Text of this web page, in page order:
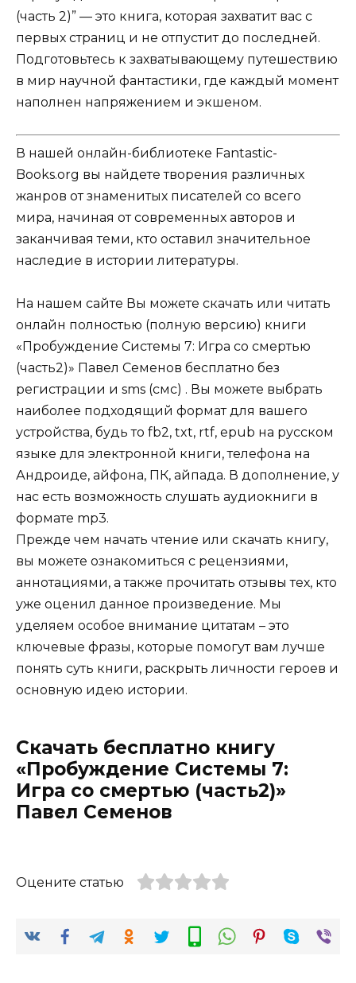
(часть 2)” — это книга, которая захватит вас с
первых страниц и не отпустит до последней.
Подготовьтесь к захватывающему путешествию
в мир научной фантастики, где каждый момент
наполнен напряжением и экшеном.
В нашей онлайн-библиотеке Fantastic-
Books.org вы найдете творения различных
жанров от знаменитых писателей со всего
мира, начиная от современных авторов и
заканчивая теми, кто оставил значительное
наследие в истории литературы.
На нашем сайте Вы можете скачать или читать
онлайн полностью (полную версию) книги
«Пробуждение Системы 7: Игра со смертью
(часть2)» Павел Семенов бесплатно без
регистрации и sms (смс) . Вы можете выбрать
наиболее подходящий формат для вашего
устройства, будь то fb2, txt, rtf, epub на русском
языке для электронной книги, телефона на
Андроиде, айфона, ПК, айпада. В дополнение, у
нас есть возможность слушать аудиокниги в
формате mp3.
Прежде чем начать чтение или скачать книгу,
вы можете ознакомиться с рецензиями,
аннотациями, а также прочитать отзывы тех, кто
уже оценил данное произведение. Мы
уделяем особое внимание цитатам – это
ключевые фразы, которые помогут вам лучше
понять суть книги, раскрыть личности героев и
основную идею истории.
Скачать бесплатно книгу
«Пробуждение Системы 7:
Игра со смертью (часть2)»
Павел Семенов
Оцените статью